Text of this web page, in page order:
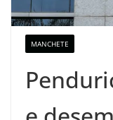
MANCHETE